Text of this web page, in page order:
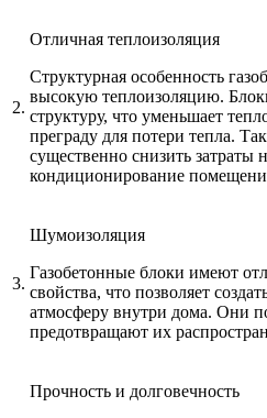
2.
Отличная теплоизоляция
Структурная особенность
высокую теплоизоляцию.
структуру, что уменьшает
преграду для потери тепла.
существенно снизить затраты
кондиционирование
3.
Шумоизоляция
Газобетонные блоки имеют
свойства, что позволяет
атмосферу внутри дома. Они
предотвращают их
Прочность и долговечность